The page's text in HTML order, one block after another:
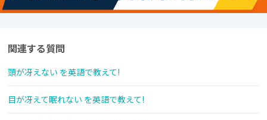
関連する質問
頭が冴えない を英語で教えて!
目が冴えて眠れない を英語で教えて!